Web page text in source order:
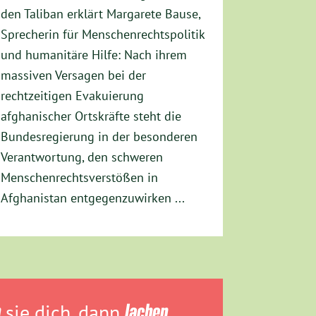
den Taliban erklärt Margarete Bause,
Sprecherin für Menschenrechtspolitik
und humanitäre Hilfe: Nach ihrem
massiven Versagen bei der
rechtzeitigen Evakuierung
afghanischer Ortskräfte steht die
Bundesregierung in der besonderen
Verantwortung, den schweren
Menschenrechtsverstößen in
Afghanistan entgegenzuwirken ...
lachen